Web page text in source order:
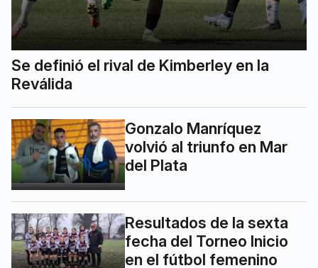
Se definió el rival de Kimberley en la
Reválida
Gonzalo Manríquez
volvió al triunfo en Mar
del Plata
Resultados de la sexta
fecha del Torneo Inicio
en el fútbol femenino